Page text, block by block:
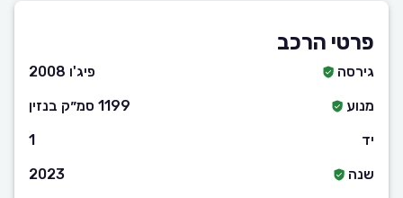
פרטי הרכב
גירסה
פיג'ו 2008
מנוע
1199 סמ״ק בנזין
יד
1
שנה
2023